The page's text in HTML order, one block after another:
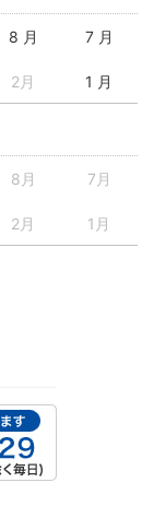
8 月 7 月
2月 1 月
8月 7月
2月 1月